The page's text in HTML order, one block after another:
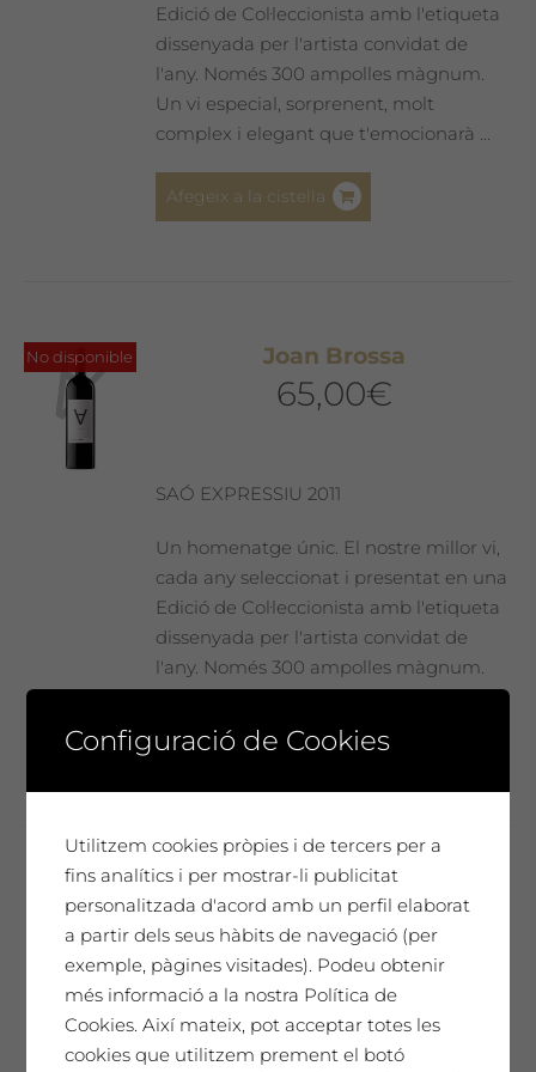
Edició de Col·leccionista amb l'etiqueta
dissenyada per l'artista convidat de
l'any. Només 300 ampolles màgnum.
Un vi especial, sorprenent, molt
complex i elegant que t'emocionarà ...
Afegeix a la cistella
No disponible Joan Brossa
65,00€
SAÓ EXPRESSIU 2011
Un homenatge únic. El nostre millor vi,
cada any seleccionat i presentat en una
Edició de Col·leccionista amb l'etiqueta
dissenyada per l'artista convidat de
l'any. Només 300 ampolles màgnum.
Un vi especial, sorprenent, molt
complex i elegant que t'emocionarà ...
Guillem Viladot
65,00€
SAÓ EXPRESSIU 2013
Configuració de Cookies
Utilitzem cookies pròpies i de tercers per a
fins analítics i per mostrar-li publicitat
personalitzada d'acord amb un perfil elaborat
a partir dels seus hàbits de navegació (per
exemple, pàgines visitades). Podeu obtenir
més informació a la nostra Política de
Cookies. Així mateix, pot acceptar totes les
cookies que utilitzem prement el botó